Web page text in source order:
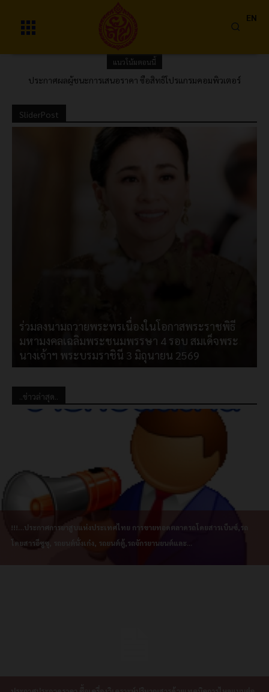
EN
แนวโน้มตอนนี้
ประกาศผลผู้ชนะการเสนอราคา ซื้อสิทธิโปรแกรมคอมพิวเตอร์
เอกสารรับรองระหว่างผู้ชนะการเสนอราคาประเมินเจ้าหน้าที่ที่เกี่ยวข้อง
SliderPost
ร่วมลงนามถวายพระพรเนื่องในโอกาสพระราชพิธี
มหามงคลเฉลิมพระชนมพรรษา 4 รอบ สมเด็จพระ
นางเจ้าฯ พระบรมราชินี 3 มิถุนายน 2569
..ข่าวล่าสุด..
!!!…ประกาศการยาสูบแห่งประเทศไทย การขายทอดตลาดรถโดยสารเบ็นซ์,รถ
โดยสารอีซูซุ, รถยนต์นั่งเก๋ง, รถยนต์ตู้,รถจักรยานยนต์และ...